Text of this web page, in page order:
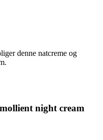
denne natcreme og
night cream